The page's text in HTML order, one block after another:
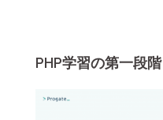
PHP学習の第一段